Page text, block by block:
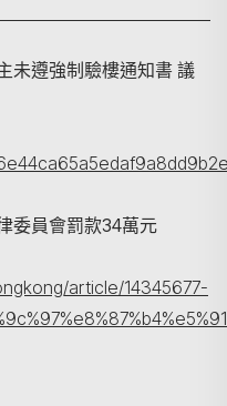
未遵強制驗樓通知書 議
委員會罰款34萬元
article/14345677-